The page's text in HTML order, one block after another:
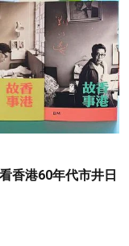
香港60年代市井日